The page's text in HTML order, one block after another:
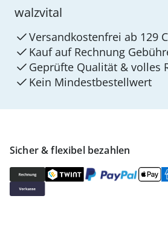
Sicher & flexibel bezahlen
walzvital
Versandkostenfrei ab 129
Kauf auf Rechnung
Geprüfte Qualität & volles
Kein Mindest­bestellwert